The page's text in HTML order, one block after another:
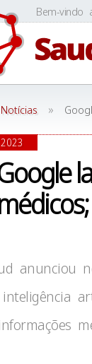
Bem-vindo
Notícias »
anunciou
inteligência